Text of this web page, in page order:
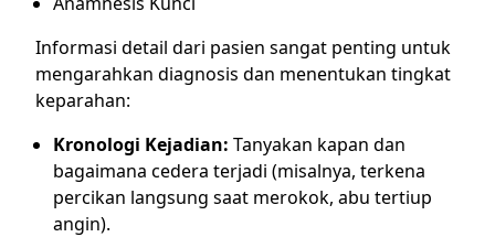
Informasi detail dari pasien sangat penting untuk
mengarahkan diagnosis dan menentukan tingkat
keparahan:
Kronologi Kejadian: Tanyakan kapan dan
bagaimana cedera terjadi (misalnya, terkena
percikan langsung saat merokok, abu tertiup
angin).